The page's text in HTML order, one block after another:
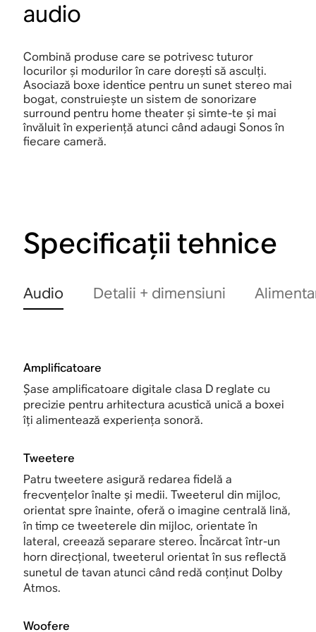
audio
Combină produse care se potrivesc tuturor
locurilor și modurilor în care dorești să asculți.
Asociază boxe identice pentru un sunet stereo mai
bogat, construiește un sistem de sonorizare
surround pentru home theater și simte-te și mai
învăluit în experiență atunci când adaugi Sonos în
fiecare cameră.
Specificații tehnice
Audio Detalii + dimensiuni
Amplificatoare
Șase amplificatoare digitale clasa D reglate cu
precizie pentru arhitectura acustică unică a boxei
îți alimentează experiența sonoră.
Tweetere
Patru tweetere asigură redarea fidelă a
frecvențelor înalte și medii. Tweeterul din mijloc,
orientat spre înainte, oferă o imagine centrală lină,
în timp ce tweeterele din mijloc, orientate în
lateral, creează separare stereo. Încărcat într-un
horn direcțional, tweeterul orientat în sus reflectă
sunetul de tavan atunci când redă conținut Dolby
Atmos.
Woofere